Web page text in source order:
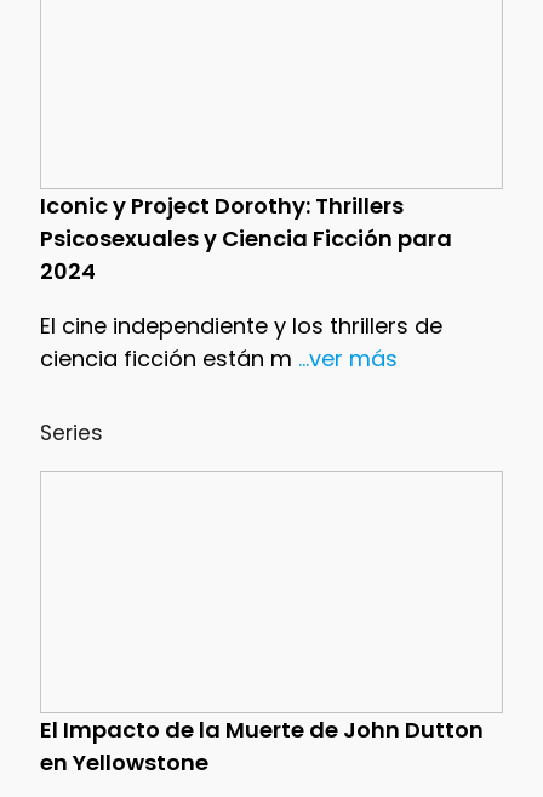
Iconic y Project Dorothy: Thrillers
Psicosexuales y Ciencia Ficción para
2024
El cine independiente y los thrillers de
ciencia ficción están m ...ver más
Series
El Impacto de la Muerte de John Dutton
en Yellowstone